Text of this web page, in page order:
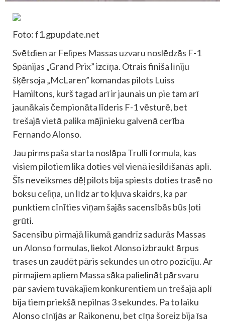
Foto: f1.gpupdate.net
Svētdien ar Felipes Massas uzvaru noslēdzās F-1
Spānijas „Grand Prix” izcīņa. Otrais finiša līniju
šķērsoja „McLaren” komandas pilots Luiss
Hamiltons, kurš tagad arī ir jaunais un pie tam arī
jaunākais čempionāta līderis F-1 vēsturē, bet
trešajā vietā palika mājinieku galvenā cerība
Fernando Alonso.
Jau pirms paša starta noslāpa Trulli formula, kas
visiem pilotiem lika doties vēl vienā iesildīšanās aplī.
Šīs neveiksmes dēļ pilots bija spiests doties trasē no
boksu celiņa, un līdz ar to kļuva skaidrs, ka par
punktiem cīnīties viņam šajās sacensībās būs ļoti
grūti.
Sacensību pirmajā līkumā gandrīz sadurās Massas
un Alonso formulas, liekot Alonso izbraukt ārpus
trases un zaudēt pāris sekundes un otro pozīciju. Ar
pirmajiem apļiem Massa sāka palielināt pārsvaru
pār saviem tuvākajiem konkurentiem un trešajā aplī
bija tiem priekšā nepilnas 3 sekundes. Pa to laiku
Alonso cīnījās ar Raikonenu, bet cīņa šoreiz bija īsa